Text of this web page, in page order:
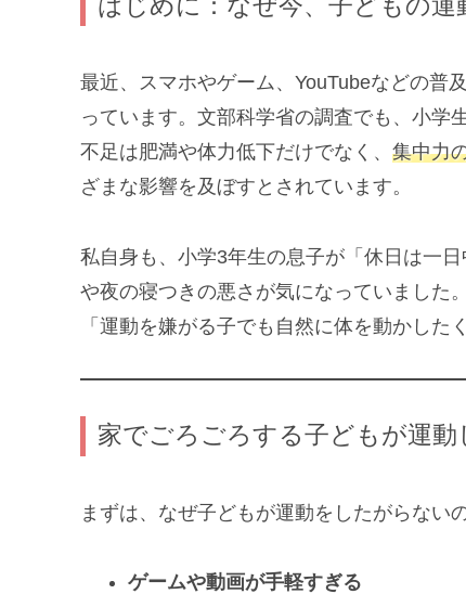
はじめに：なぜ今、子どもの運
最近、スマホやゲーム、YouTubeなどの普
っています。文部科学省の調査でも、小学
不足は肥満や体力低下だけでなく、 集中力
ざまな影響を及ぼすとされています。
私自身も、小学3年生の息子が「休日は一
や夜の寝つきの悪さが気になっていまし
「運動を嫌がる子でも自然に体を動かした
家でごろごろする子どもが運動
まずは、なぜ子どもが運動をしたがらない
ゲームや動画が手軽すぎる